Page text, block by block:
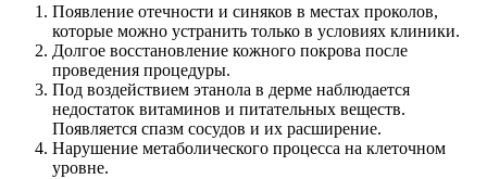
Появление отечности и синяков в местах проколов,
которые можно устранить только в условиях клиники.
Долгое восстановление кожного покрова после
проведения процедуры.
Под воздействием этанола в дерме наблюдается
недостаток витаминов и питательных веществ.
Появляется спазм сосудов и их расширение.
Нарушение метаболического процесса на клеточном
уровне.